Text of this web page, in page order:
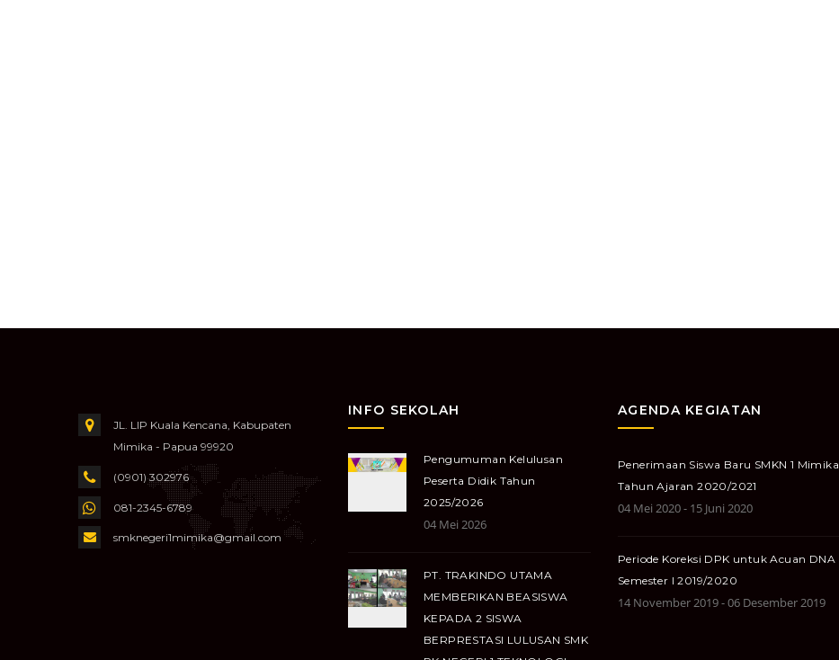
JL. LIP Kuala Kencana, Kabupaten
Mimika - Papua 99920
(0901) 302976
081-2345-6789
smknegeri1mimika@gmail.com
INFO SEKOLAH
Pengumuman Kelulusan
Peserta Didik Tahun
2025/2026
04 Mei 2026
PT. TRAKINDO UTAMA
MEMBERIKAN BEASISWA
KEPADA 2 SISWA
BERPRESTASI LULUSAN SMK
AGENDA KEGIATAN
Penerimaan Siswa Baru SMKN 1 Mimika
Tahun Ajaran 2020/2021
04 Mei 2020 - 15 Juni 2020
Periode Koreksi DPK untuk Acuan DNA
Semester I 2019/2020
14 November 2019 - 06 Desember 2019